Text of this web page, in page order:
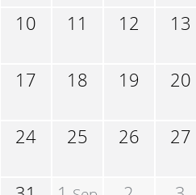
10 11 12 13
17 18 19 20
24 25 26 27